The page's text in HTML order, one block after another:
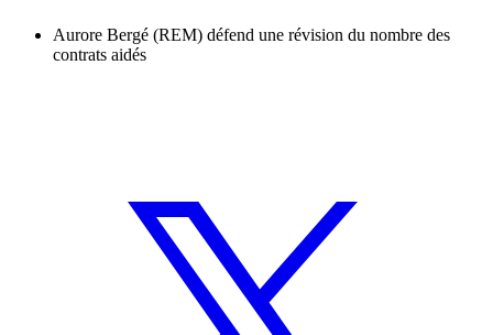
Aurore Bergé (REM) défend une révision du nombre des
contrats aidés